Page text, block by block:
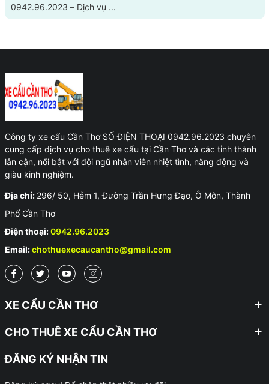
0942.96.2023 – Dịch vụ ...
Công ty xe cẩu Cần Thơ SỐ ĐIỆN THOẠI 0942.96.2023 chuyên
cung cấp dịch vụ cho thuê xe cẩu tại Cần Thơ và các tỉnh thành
lân cận, nổi bật với đội ngũ nhân viên nhiệt tình, năng động và
giàu kinh nghiệm.
Địa chỉ: 296/ 50, Hẻm 1, Đường Trần Hưng Đạo, Ô Môn, Thành
Phố Cần Thơ
Điện thoại:0942.96.2023
Email:chothuexecaucantho@gmail.com
XE CẨU CẦN THƠ
CHO THUÊ XE CẨU CẦN THƠ
ĐĂNG KÝ NHẬN TIN